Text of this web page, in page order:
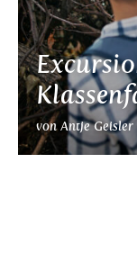
von Antje Geisler